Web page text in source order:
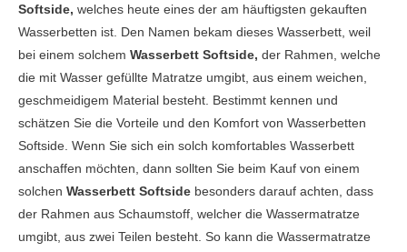
Softside, welches heute eines der am häuftigsten gekauften
Wasserbetten ist. Den Namen bekam dieses Wasserbett, weil
bei einem solchem Wasserbett Softside, der Rahmen, welche
die mit Wasser gefüllte Matratze umgibt, aus einem weichen,
geschmeidigem Material besteht. Bestimmt kennen und
schätzen Sie die Vorteile und den Komfort von Wasserbetten
Softside. Wenn Sie sich ein solch komfortables Wasserbett
anschaffen möchten, dann sollten Sie beim Kauf von einem
solchen Wasserbett Softside besonders darauf achten, dass
der Rahmen aus Schaumstoff, welcher die Wassermatratze
umgibt, aus zwei Teilen besteht. So kann die Wassermatratze